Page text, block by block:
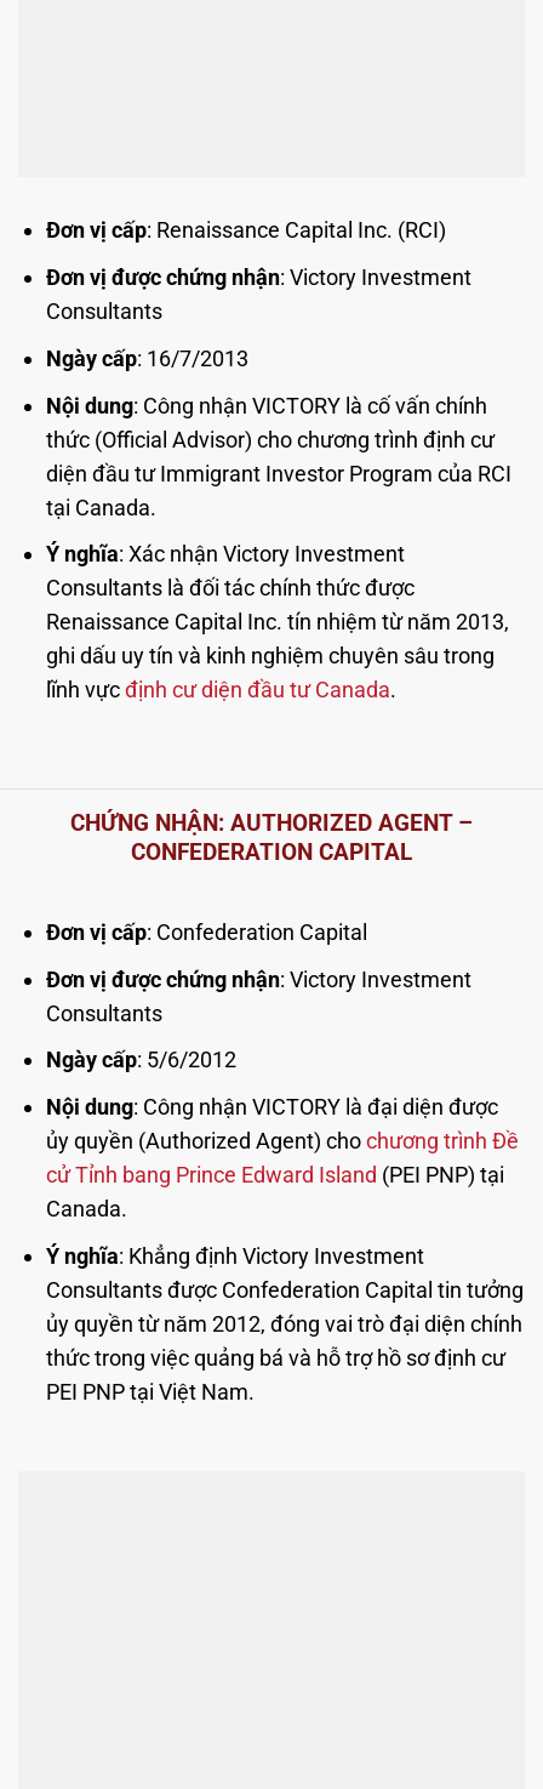
Đơn vị cấp: Renaissance Capital Inc. (RCI)
Đơn vị được chứng nhận: Victory Investment
Consultants
Ngày cấp: 16/7/2013
Nội dung: Công nhận VICTORY là cố vấn chính
thức (Official Advisor) cho chương trình định cư
diện đầu tư Immigrant Investor Program của RCI
tại Canada.
Ý nghĩa: Xác nhận Victory Investment
Consultants là đối tác chính thức được
Renaissance Capital Inc. tín nhiệm từ năm 2013,
ghi dấu uy tín và kinh nghiệm chuyên sâu trong
lĩnh vựcđịnh cư diện đầu tư Canada.
CHỨNG NHẬN: AUTHORIZED AGENT –
CONFEDERATION CAPITAL
Đơn vị cấp: Confederation Capital
Đơn vị được chứng nhận: Victory Investment
Consultants
Ngày cấp: 5/6/2012
Nội dung: Công nhận VICTORY là đại diện được
ủy quyền (Authorized Agent) chochương trình Đề
cử Tỉnh bang Prince Edward Island (PEI PNP) tại
Canada.
Ý nghĩa: Khẳng định Victory Investment
Consultants được Confederation Capital tin tưởng
ủy quyền từ năm 2012, đóng vai trò đại diện chính
thức trong việc quảng bá và hỗ trợ hồ sơ định cư
PEI PNP tại Việt Nam.